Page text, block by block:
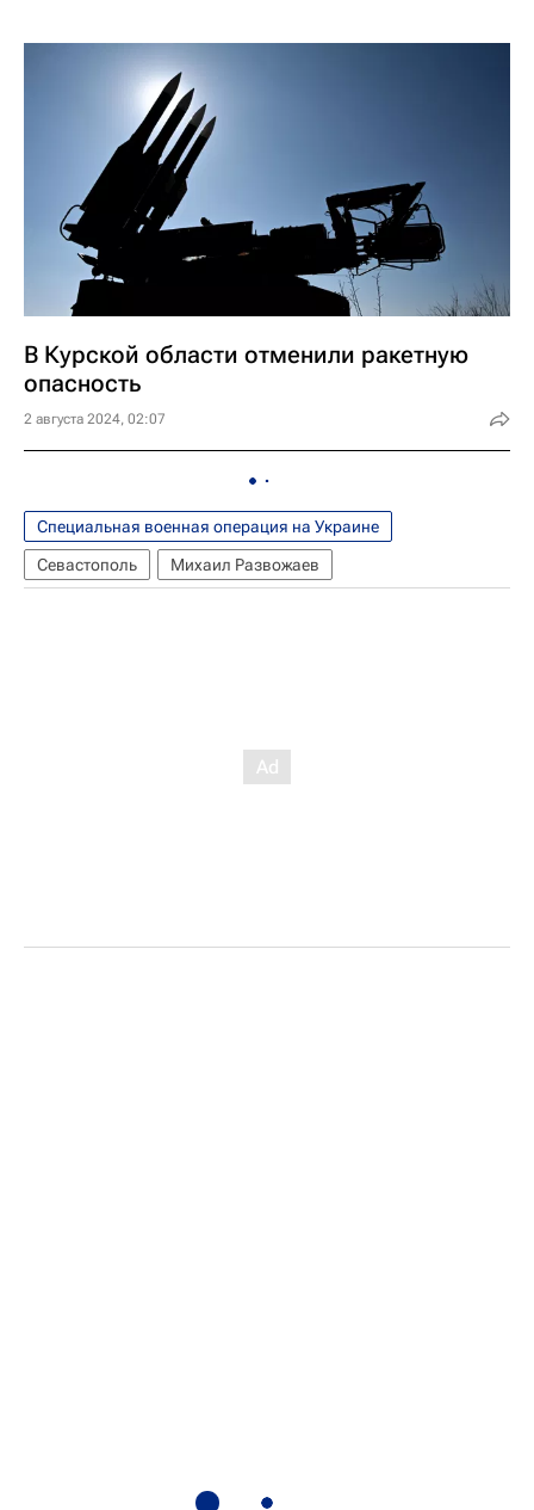
В Курской области отменили ракетную
опасность
2 августа 2024, 02:07
Специальная военная операция на Украине
Севастополь
Михаил Развожаев